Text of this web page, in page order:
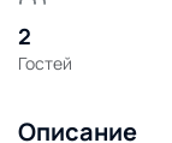
2
Гостей
Описание